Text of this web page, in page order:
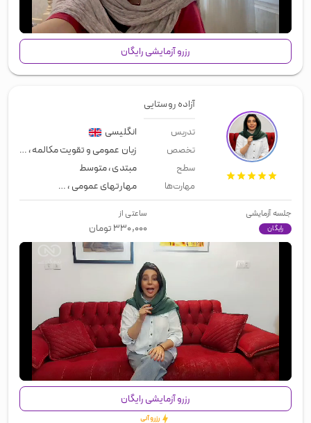
00:00 /00:49
رزرو آزمایشی رایگان
آزاده روستایی
تدریس انگلیسی
تخصص زبان عمومی و تقویت مکالمه،
سطح مبتدی،متوسط
مهارت‌ها مهارتهای عمومی،زبان عمومی
جلسه آزمایشی
رایگان
ساعتی از
۳۳۰,۰۰۰تومان
00:00/01:39
رزرو آزمایشی رایگان
رزرو آنی